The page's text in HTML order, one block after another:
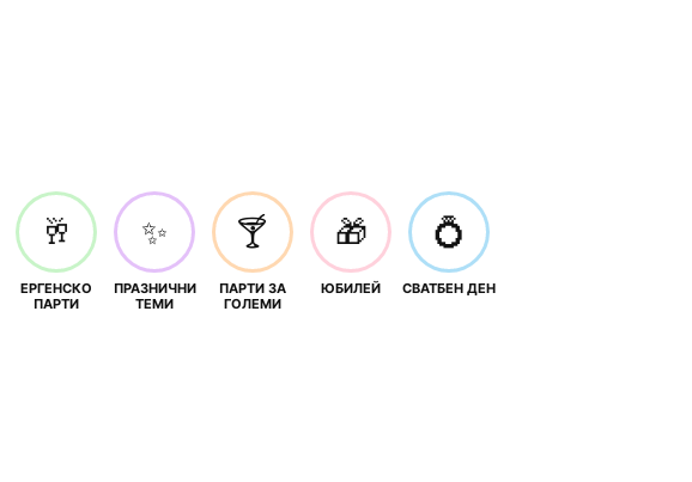
🥂
ЕРГЕНСКО
ПАРТИ
✨
ПРАЗНИЧНИ
ТЕМИ
🍸
ПАРТИ ЗА
ГОЛЕМИ
🎁
ЮБИЛЕЙ
💍
СВАТБЕН ДЕН